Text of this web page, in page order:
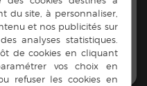
bus sur le département